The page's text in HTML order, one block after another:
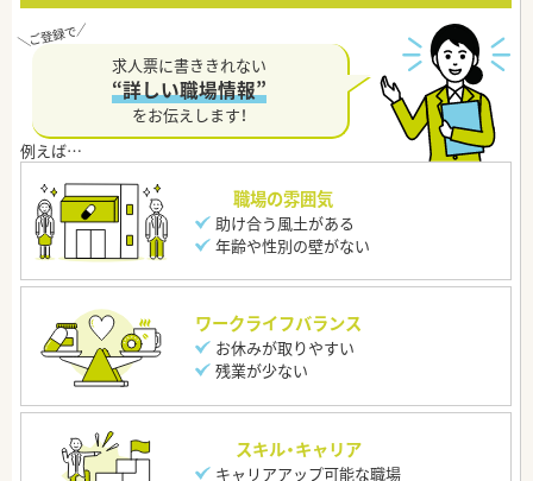
求人票に書ききれない
“詳しい職場情報”
をお伝えします！
職場の雰囲気
助け合う風土がある
年齢や性別の壁がない
ワークライフバランス
お休みが取りやすい
残業が少ない
スキル・キャリア
キャリアアップ可能な職場